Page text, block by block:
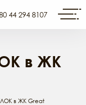
44 294 8107
в ЖК
в ЖК Great